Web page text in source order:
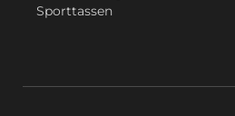
Sporttassen